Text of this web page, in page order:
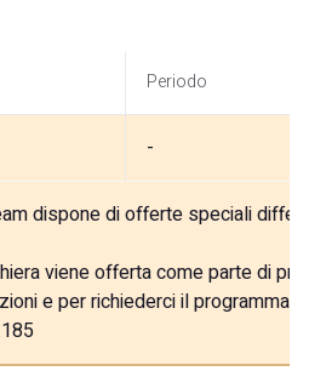
Periodo
-
dispone di offerte speciali
viene offerta come parte di
e per richiederci il programma